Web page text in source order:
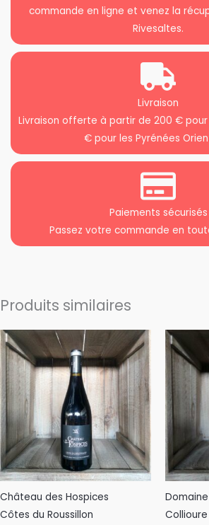
commande en ligne et venez la
Rivesaltes.
Livraison
Livraison offerte à partir de 200 €
€ pour les Pyrénées
Paiements sécurisés
Passez votre commande en
Produits similaires
Château des Hospices
Côtes du Roussillon
Collioure